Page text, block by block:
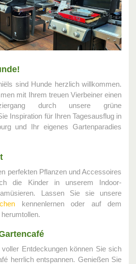
sind Hunde herzlich willkommen.
mit Ihrem treuen Vierbeiner einen
durch unsere grüne
Inspiration für Ihren Tagesausflug in
und Ihr eigenes Gartenparadies
perfekten Pflanzen und Accessoires
die Kinder in unserem Indoor-
Lassen Sie sie unsere
kennenlernen oder auf dem
Entdeckungen können Sie sich
herrlich entspannen. Genießen Sie